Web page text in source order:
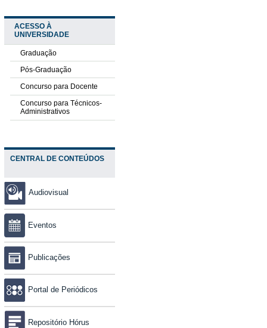
ACESSO À
UNIVERSIDADE
Graduação
Pós-Graduação
Concurso para Docente
Concurso para Técnicos-
Administrativos
CENTRAL DE CONTEÚDOS
Audiovisual
Eventos
Publicações
Portal de Periódicos
Repositório Hórus